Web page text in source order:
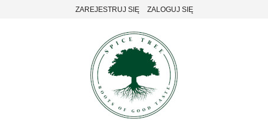
ZAREJESTRUJ SIĘ ZALOGUJ SIĘ